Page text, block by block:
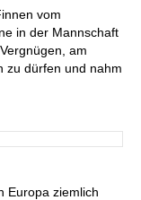
vom
in der Mannschaft
am
zu dürfen und nahm
Europa ziemlich